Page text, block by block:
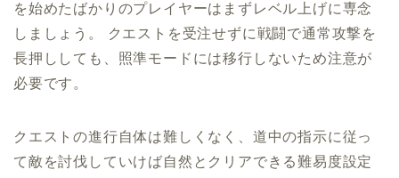
を始めたばかりのプレイヤーはまずレベル上げに専念
しましょう。 クエストを受注せずに戦闘で通常攻撃を
長押ししても、照準モードには移行しないため注意が
必要です。
クエストの進行自体は難しくなく、道中の指示に従っ
て敵を討伐していけば自然とクリアできる難易度設定